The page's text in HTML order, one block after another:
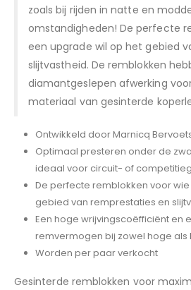
zoals bij rijden in natte en
omstandigheden! De perfecte
een upgrade wil op het gebied
slijtvastheid. De remblokken
diamantgeslepen afwerking
materiaal van gesinterde
Ontwikkeld door Marnicq
Optimaal presteren onder de
ideaal voor circuit- of
De perfecte remblokken voor
gebied van remprestaties en
Een hoge wrijvingscoëfficiënt en
remvermogen bij zowel hoge
Worden per paar verkocht
Gesinterde remblokken voor